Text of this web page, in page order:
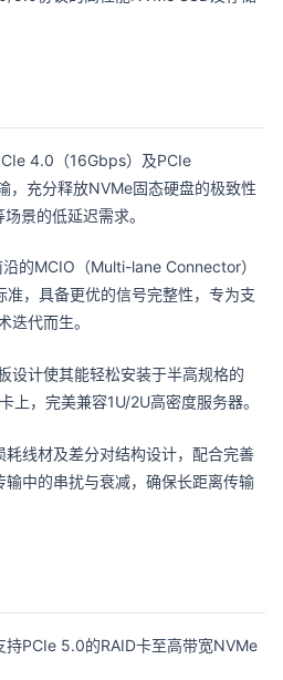
4.0（16Gbps）及PCIe
，充分释放NVMe固态硬盘的极致性
景的低延迟需求。
的MCIO（Multi-lane Connector）
，具备更优的信号完整性，专为支
迭代而生。
设计使其能轻松安装于半高规格的
上，完美兼容1U/2U高密度服务器。
耗线材及差分对结构设计，配合完善
中的串扰与衰减，确保长距离传输
持PCIe 5.0的RAID卡至高带宽NVMe